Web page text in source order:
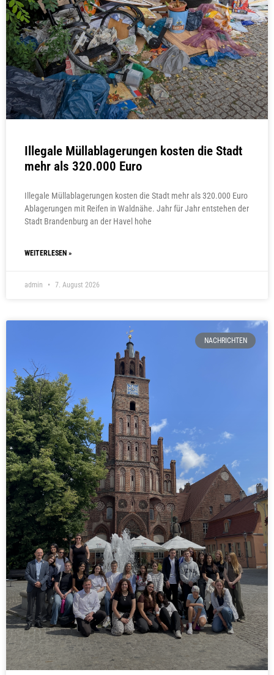
Illegale Müllablagerungen kosten die Stadt
mehr als 320.000 Euro
Illegale Müllablagerungen kosten die Stadt mehr als 320.000 Euro
Ablagerungen mit Reifen in Waldnähe. Jahr für Jahr entstehen der
Stadt Brandenburg an der Havel hohe
WEITERLESEN »
admin 7. August 2026
NACHRICHTEN